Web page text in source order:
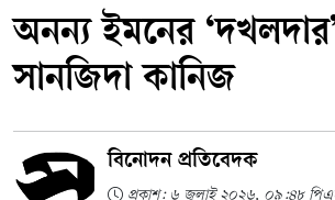
অনন্য ইমনের
সানজিদা কানিজ
বিনোদন প্রতিবেদক
প্রকাশ: ৬ জুলাই ২০২৬, ০৯:৪৮